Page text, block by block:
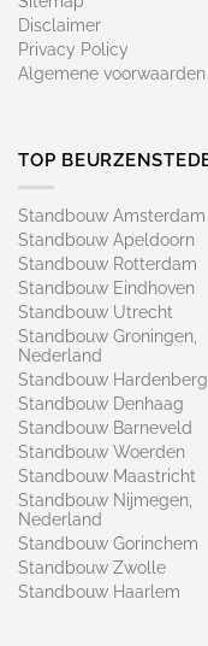
Disclaimer
Privacy Policy
Algemene voorwaarden
TOP
Standbouw Amsterdam
Standbouw Apeldoorn
Standbouw Rotterdam
Standbouw Eindhoven
Standbouw Utrecht
Standbouw Groningen,
Nederland
Standbouw Hardenberg
Standbouw Denhaag
Standbouw Barneveld
Standbouw Woerden
Standbouw Maastricht
Standbouw Nijmegen,
Nederland
Standbouw Gorinchem
Standbouw Zwolle
Standbouw Haarlem